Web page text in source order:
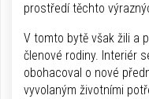
prostředí těchto
V tomto bytě však žili a
členové rodiny. Interiér
obohacoval o nové
vyvolaným životními